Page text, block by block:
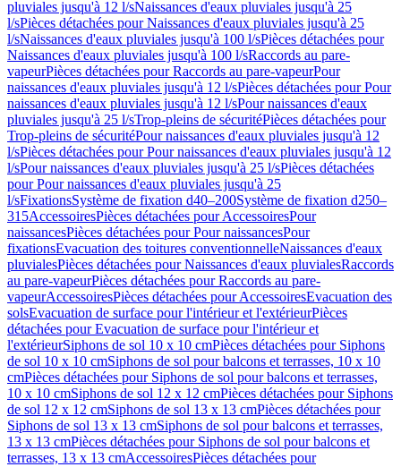
pluviales jusqu'à 12 l/sNaissances d'eaux pluviales jusqu'à 25
l/sPièces détachées pour Naissances d'eaux pluviales jusqu'à 25
l/sNaissances d'eaux pluviales jusqu'à 100 l/sPièces détachées pour
Naissances d'eaux pluviales jusqu'à 100 l/sRaccords au pare-
vapeurPièces détachées pour Raccords au pare-vapeurPour
naissances d'eaux pluviales jusqu'à 12 l/sPièces détachées pour Pour
naissances d'eaux pluviales jusqu'à 12 l/sPour naissances d'eaux
pluviales jusqu'à 25 l/sTrop-pleins de sécuritéPièces détachées pour
Trop-pleins de sécuritéPour naissances d'eaux pluviales jusqu'à 12
l/sPièces détachées pour Pour naissances d'eaux pluviales jusqu'à 12
l/sPour naissances d'eaux pluviales jusqu'à 25 l/sPièces détachées
pour Pour naissances d'eaux pluviales jusqu'à 25
l/sFixationsSystème de fixation d40–200Système de fixation d250–
315AccessoiresPièces détachées pour AccessoiresPour
naissancesPièces détachées pour Pour naissancesPour
fixationsEvacuation des toitures conventionnelleNaissances d'eaux
pluvialesPièces détachées pour Naissances d'eaux pluvialesRaccords
au pare-vapeurPièces détachées pour Raccords au pare-
vapeurAccessoiresPièces détachées pour AccessoiresEvacuation des
solsEvacuation de surface pour l'intérieur et l'extérieurPièces
détachées pour Evacuation de surface pour l'intérieur et
l'extérieurSiphons de sol 10 x 10 cmPièces détachées pour Siphons
de sol 10 x 10 cmSiphons de sol pour balcons et terrasses, 10 x 10
cmPièces détachées pour Siphons de sol pour balcons et terrasses,
10 x 10 cmSiphons de sol 12 x 12 cmPièces détachées pour Siphons
de sol 12 x 12 cmSiphons de sol 13 x 13 cmPièces détachées pour
Siphons de sol 13 x 13 cmSiphons de sol pour balcons et terrasses,
13 x 13 cmPièces détachées pour Siphons de sol pour balcons et
terrasses, 13 x 13 cmAccessoiresPièces détachées pour